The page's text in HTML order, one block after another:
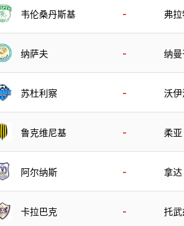
韦伦桑丹斯基 - 弗
纳萨夫 - 纳
苏杜利察 - 沃伊
鲁克维尼基 - 柔亚
阿尔纳斯 - 拿达
卡拉巴克 - 托武